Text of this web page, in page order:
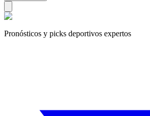
Pronósticos y picks deportivos expertos